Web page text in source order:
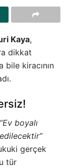
Kaya,
dikkat
kiracının
“Ev boyalı
gerçek
tür